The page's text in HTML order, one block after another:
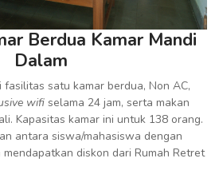
Berdua Kamar Mandi
Dalam
fasilitas satu kamar berdua, Non AC,
wifi selama 24 jam, serta makan
Kapasitas kamar ini untuk 138 orang.
antara siswa/mahasiswa dengan
diskon dari Rumah Retret